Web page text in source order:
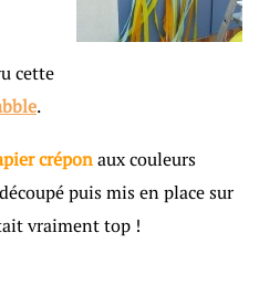
cette
.
créponaux couleurs
puis mis en place sur
vraiment top !